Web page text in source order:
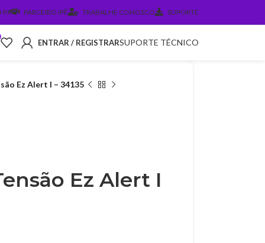
PJ PARCEIRO IPÊ TRABALHE CONOSCO SUPORTE
ENTRAR / REGISTRARSUPORTE TÉCNICO
Ez Alert I – 34135
Ez Alert I